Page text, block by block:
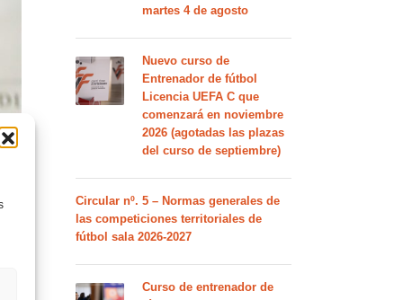
martes 4 de agosto
Nuevo curso de
Entrenador de fútbol
Licencia UEFA C que
comenzará en noviembre
2026 (agotadas las plazas
del curso de septiembre)
Circular nº. 5 – Normas generales de
las competiciones territoriales de
fútbol sala 2026-2027
Curso de entrenador de